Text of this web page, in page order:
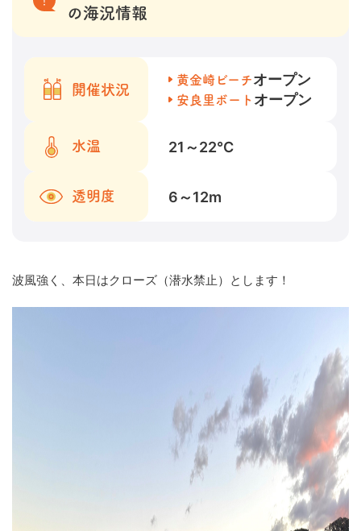
の海況情報
開催状況
黄金崎ビーチオープン
安良里ボート オープン
水温 21～22℃
透明度 6～12m
波風強く、本日はクローズ（潜水禁止）とします！